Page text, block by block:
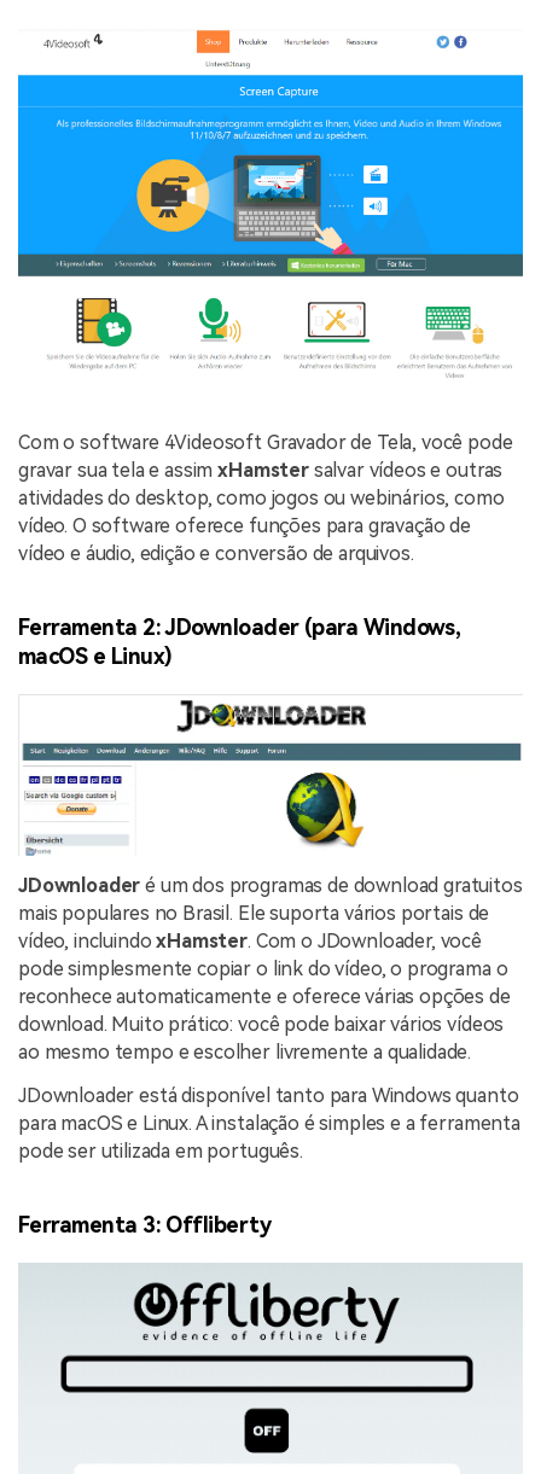
Com o software 4Videosoft Gravador de Tela, você pode
gravar sua tela e assimxHamster salvar vídeos e outras
atividades do desktop, como jogos ou webinários, como
vídeo. O software oferece funções para gravação de
vídeo e áudio, edição e conversão de arquivos.
Ferramenta 2: JDownloader (para Windows,
macOS e Linux)
JDownloaderé um dos programas de download gratuitos
mais populares no Brasil. Ele suporta vários portais de
vídeo, incluindoxHamster. Com o JDownloader, você
pode simplesmente copiar o link do vídeo, o programa o
reconhece automaticamente e oferece várias opções de
download. Muito prático: você pode baixar vários vídeos
ao mesmo tempo e escolher livremente a qualidade.
JDownloader está disponível tanto para Windows quanto
para macOS e Linux. A instalação é simples e a ferramenta
pode ser utilizada em português.
Ferramenta 3: Offliberty